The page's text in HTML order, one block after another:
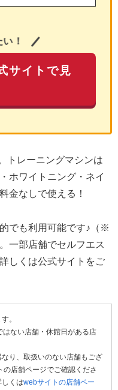
！
サイトで見
トレーニングマシンは
ホワイトニング・ネイ
金なしで使える！
でも利用可能です♪（※
一部店舗でセルフエス
しくは公式サイトをご
。
ない店舗・休館日がある店
り、取扱いのない店舗もござ
店舗ページでご確認くださ
くはwebサイトの店舗ペー